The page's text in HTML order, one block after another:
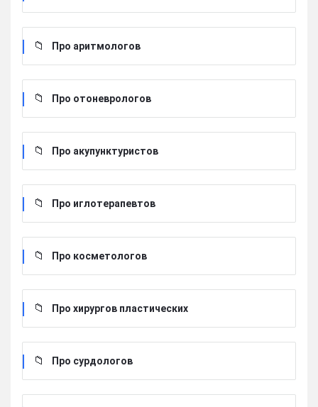
Про аритмологов
Про отоневрологов
Про акупунктуристов
Про иглотерапевтов
Про косметологов
Про хирургов пластических
Про сурдологов